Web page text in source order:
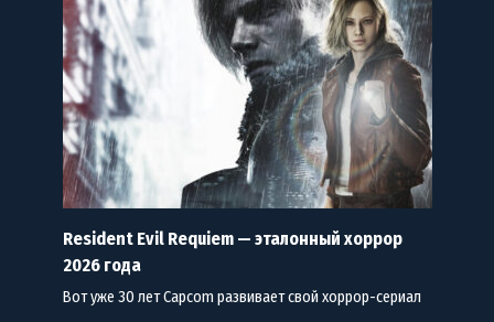
Resident Evil Requiem — эталонный хоррор
2026 года
Вот уже 30 лет Capcom развивает свой хоррор-сериал